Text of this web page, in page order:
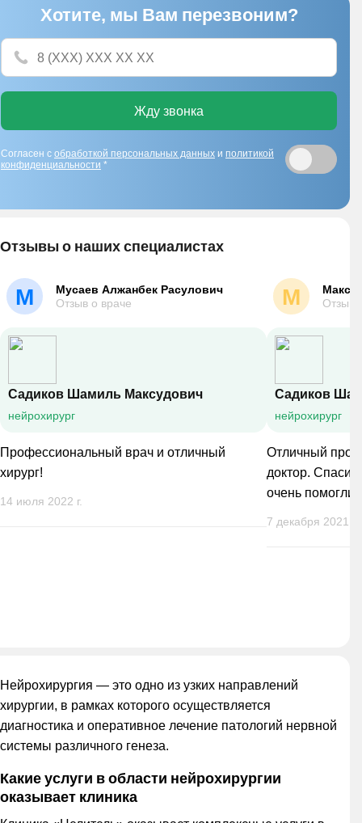
Хотите, мы Вам перезвоним?
Жду звонка
Согласен с обработкой персональных данных и политикой
конфиденциальности *
Отзывы о наших специалистах
М
Мусаев Алжанбек Расулович
Отзыв о враче
Садиков Шамиль Максудович
нейрохирург
Профессиональный врач и отличный
хирург!
14 июля 2022 г.
М
Отзыв
Садиков
нейрохирург
Отличный
доктор.
очень помогли
7 декабря 2021 г.
Нейрохирургия — это одно из узких направлений
хирургии, в рамках которого осуществляется
диагностика и оперативное лечение патологий нервной
системы различного генеза.
Какие услуги в области нейрохирургии
оказывает клиника